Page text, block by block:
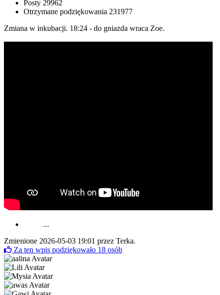
Posty 29962
Otrzymane podziękowania 231977
Zmiana w inkubacji. 18:24 - do gniazda wraca Zoe.
...
Zmienione 2026-05-03 19:01 przez Terka.
Za ten wpis podziękowało 18 osób